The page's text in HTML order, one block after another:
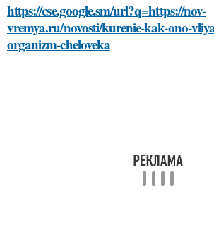
https://cse.google.sm/url?q=https://nov-
vremya.ru/novosti/kurenie-kak-ono-
organizm-cheloveka